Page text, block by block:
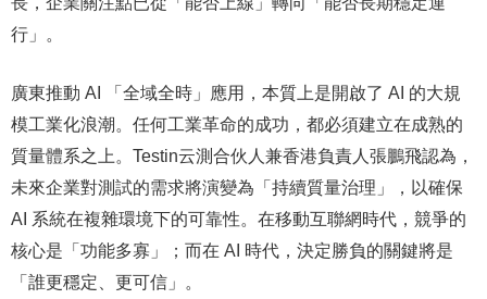
行」。
廣東推動 AI 「全域全時」應用，本質上是開啟了 AI 的大規
模工業化浪潮。任何工業革命的成功，都必須建立在成熟的
質量體系之上。Testin云測合伙人兼香港負責人張鵬飛認為，
未來企業對測試的需求將演變為「持續質量治理」，以確保
AI 系統在複雜環境下的可靠性。在移動互聯網時代，競爭的
核心是「功能多寡」；而在 AI 時代，決定勝負的關鍵將是
「誰更穩定、更可信」。